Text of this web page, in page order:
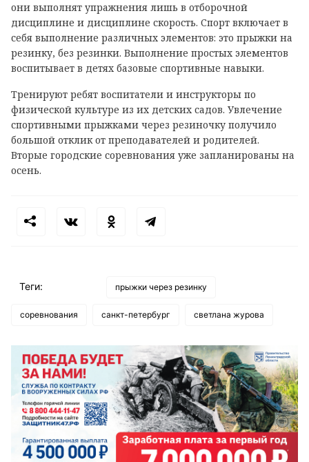
они выполнят упражнения лишь в отборочной
дисциплине и дисциплине скорость. Спорт включает в
себя выполнение различных элементов: это прыжки на
резинку, без резинки. Выполнение простых элементов
воспитывает в детях базовые спортивные навыки.
Тренируют ребят воспитатели и инструкторы по
физической культуре из их детских садов. Увлечение
спортивными прыжками через резиночку получило
большой отклик от преподавателей и родителей.
Вторые городские соревнования уже запланированы на
осень.
Теги: прыжки через резинку
соревнования санкт-петербург светлана журова